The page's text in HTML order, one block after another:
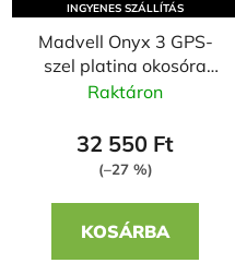
INGYENES SZÁLLÍTÁS
Madvell Onyx 3 GPS-
szel platina okosóra
bőr szíjjal + szilikon
Raktáron
32 550 Ft
(–27 %)
KOSÁRBA